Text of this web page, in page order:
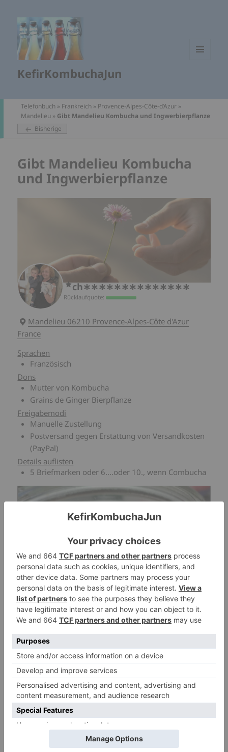
KefirKombuchaJun
Telefonbuch » Frankreich » Provence-Alpes-Côte-d’Azur »
Mandelieu » Gibt Mandelieu Kombucha und Ingwerbierpflanze
Bisherige
Gibt Mandelieu Kombucha
und Ingwerbierpflanze
ch∗∗∗∗∗∗∗∗∗∗∗∗∗∗
Rücklaufquote:
Mandelieu 06210 Provence-Alpes-Côte d'Azur
France
Sprachen
Französisch
Dons
Mutter von Kombucha
Grains de Ginger Bierpflanze
Freigabemodi
Manuelle Zustellung
Postversand gegen Erstattung von Versandkosten
(PayPal)
Details auflisten
5 Briefmarken oder 6....oder 10., wenn Combucha